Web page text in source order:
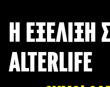
Η ΕΞΕΛΙΞΗ
ALTERLIFE